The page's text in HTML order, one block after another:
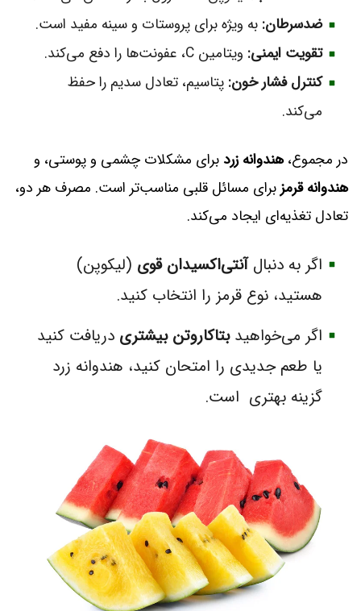
ضدسرطان: به ویژه برای پروستات و سینه مفید است.
تقویت ایمنی: ویتامین C، عفونت‌ها را دفع می‌کند.
کنترل فشار خون: پتاسیم، تعادل سدیم را حفظ
می‌کند.
در مجموع،هندوانه زرد برای مشکلات چشمی و پوستی، و
هندوانه قرمزبرای مسائل قلبی مناسب‌تر است. مصرف هر دو،
تعادل تغذیه‌ای ایجاد می‌کند.
اگر به دنبالآنتی‌اکسیدان قوی (لیکوپن)
هستید، نوع قرمز را انتخاب کنید.
اگر می‌خواهیدبتاکاروتن بیشتری دریافت کنید
یا طعم جدیدی را امتحان کنید، هندوانه زرد
گزینه بهتری است.